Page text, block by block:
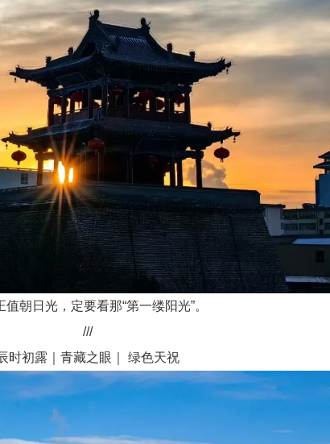
朝日光，定要看那“第一缕阳光”。
///
时初露｜青藏之眼｜ 绿色天祝